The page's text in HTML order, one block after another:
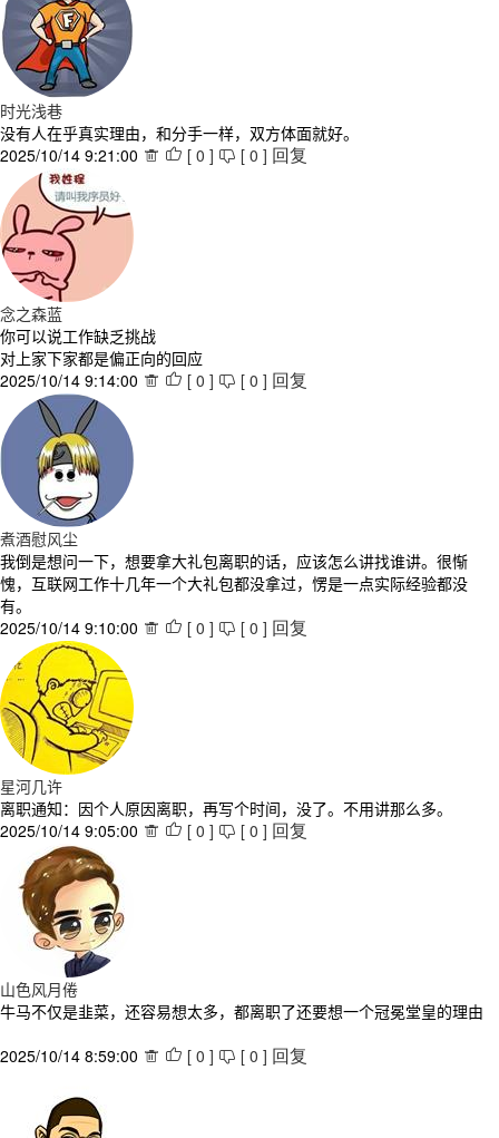
时光浅巷
没有人在乎真实理由，和分手一样，双方体面就好。
2025/10/14 9:21:00   [ 0 ]  [ 0 ] 回复
念之森蓝
你可以说工作缺乏挑战
对上家下家都是偏正向的回应
2025/10/14 9:14:00   [ 0 ]  [ 0 ] 回复
煮酒慰风尘
我倒是想问一下，想要拿大礼包离职的话，应该怎么讲找谁讲。很惭
愧，互联网工作十几年一个大礼包都没拿过，愣是一点实际经验都没
有。
2025/10/14 9:10:00   [ 0 ]  [ 0 ] 回复
星河几许
离职通知：因个人原因离职，再写个时间，没了。不用讲那么多。
2025/10/14 9:05:00   [ 0 ]  [ 0 ] 回复
山色风月倦
牛马不仅是韭菜，还容易想太多，都离职了还要想一个冠冕堂皇的理由
2025/10/14 8:59:00   [ 0 ]  [ 0 ] 回复